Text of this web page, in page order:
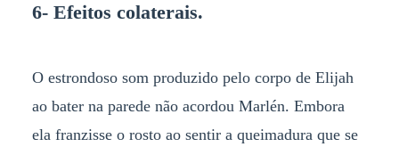
6- Efeitos colaterais.
O estrondoso som produzido pelo corpo de Elijah
ao bater na parede não acordou Marlén. Embora
ela franzisse o rosto ao sentir a queimadura que se